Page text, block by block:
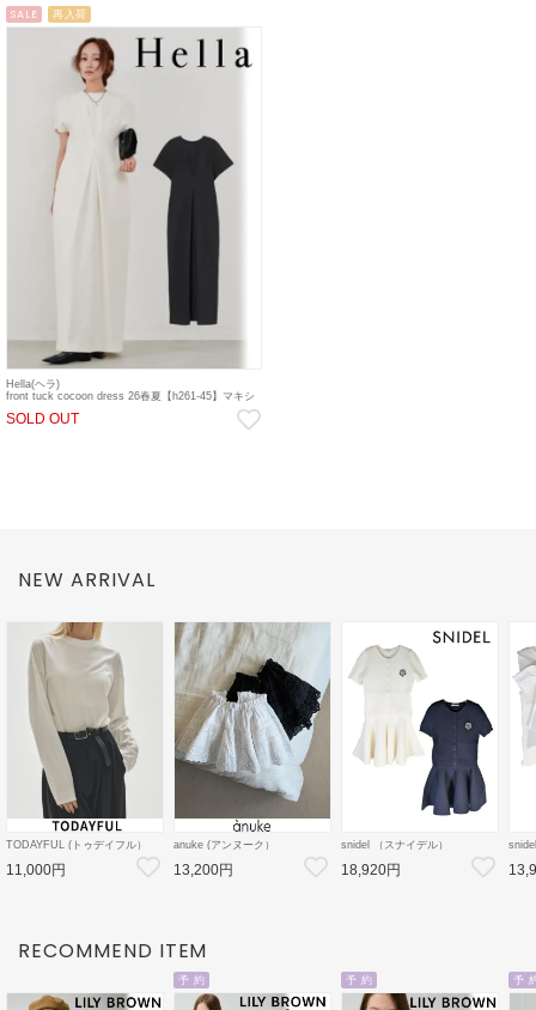
SALE 再入荷
Hella(ヘラ)
front tuck cocoon dress 26春夏【h261-45】マキシ
SOLD OUT
NEW ARRIVAL
TODAYFUL (トゥデイフル）
Cotton Useful Long T-shirts 26
秋冬【12620605】Tシャツ
11,000円
anuke (アンヌーク）
【62620803】フレアスカート
26秋受注会
13,200円
snidel （スナイデル）
ケーブルニットミニセットアッ
プ 26秋冬【SWNO264154】フ
レアワンピース
18,920円
26秋
ク
RECOMMEND ITEM
予 約 予 約 予